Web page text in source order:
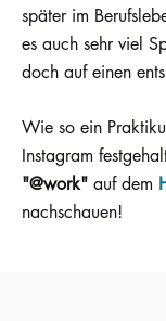
später im
es auch sehr viel
doch auf einen
Wie so ein
Instagram
"@work" auf dem
nachschauen!